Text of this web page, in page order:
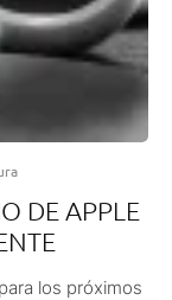
DE APPLE
los próximos